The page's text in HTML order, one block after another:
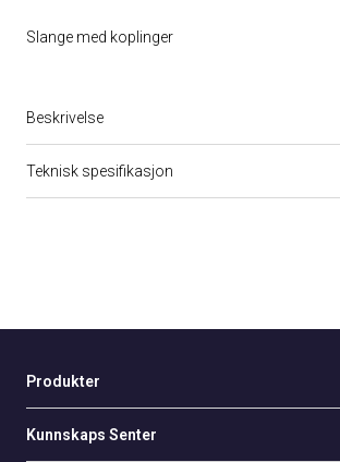
Slange med koplinger
Beskrivelse
Teknisk spesifikasjon
Produkter
Kunnskaps Senter